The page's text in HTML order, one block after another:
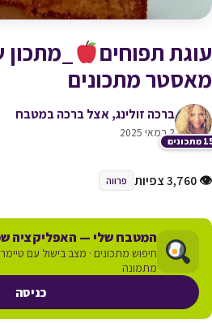
עוגת תפוחים
מאסטר מתכונים
ברכה זולינג, אצל ברכה במטבח
2 במאי 2025
👁 3,760 צפיות פרווה
המטבח שלי — האפליקציה
חיפוש מתכונים · מצב בישול עם
מתמונה
כניסה